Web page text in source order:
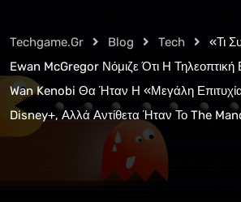
Techgame.gr Blog Tech
«Τι
Ewan McGregor Νόμιζε Ότι Η
Wan Kenobi Θα Ήταν Η «Μεγάλη
Disney+, Αλλά Αντίθετα Ήταν Το The